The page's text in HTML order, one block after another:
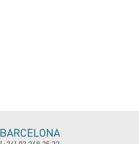
BARCELONA